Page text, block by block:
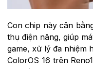
Con chip này cân
thụ điện năng, giúp
game, xử lý đa nhiệm
ColorOS 16 trên